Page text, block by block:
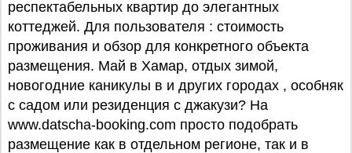
респектабельных квартир до элегантных
коттеджей. Для пользователя : стоимость
проживания и обзор для конкретного объекта
размещения. Май в Хамар, отдых зимой,
новогодние каникулы в и других городах , особняк
с садом или резиденция с джакузи? На
www.datscha-booking.com просто подобрать
размещение как в отдельном регионе, так и в